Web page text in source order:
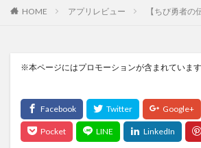
HOME アプリレビュー 【ちび勇者
※本ページにはプロモーションが含まれていま